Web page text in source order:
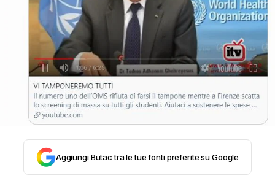
COMPLOTTI, LEGGENDE URBANE ED
EVERGREEN
EDITORIALI
TRUFFE E SOCIAL NETWORK
Aggiungi Butac tra le tue fonti preferite su Google